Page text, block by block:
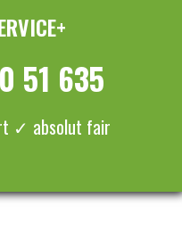
51 635
✓ absolut fair